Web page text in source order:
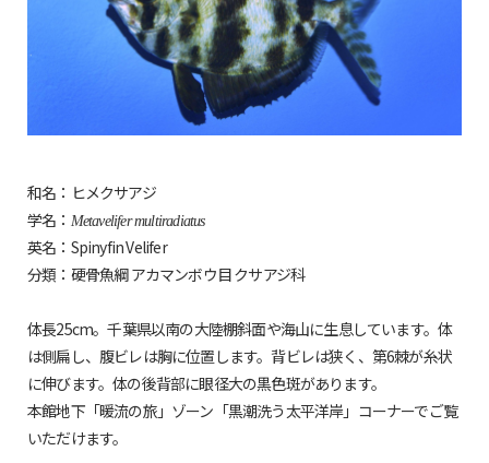
和名：ヒメクサアジ
学名： Metavelifer multiradiatus
英名：Spinyfin Velifer
分類：硬骨魚綱 アカマンボウ目 クサアジ科
体長25cm。千葉県以南の大陸棚斜面や海山に生息しています。体
は側扁し、腹ビレは胸に位置します。背ビレは狭く、第6棘が糸状
に伸びます。体の後背部に眼径大の黒色斑があります。
本館地下「暖流の旅」ゾーン「黒潮洗う太平洋岸」コーナーでご覧
いただけます。